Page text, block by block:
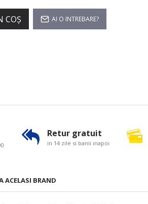
COŞ AI O INTREBARE?
ACELASI BRAND
Retur gratuit
in 14 zile si banii inapoi